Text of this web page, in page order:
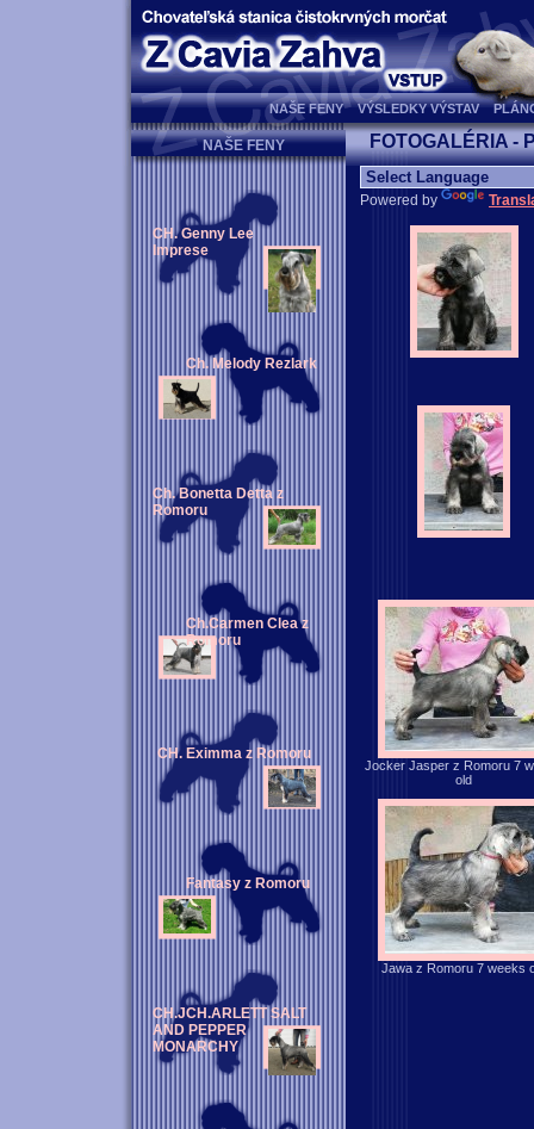
NAŠE FENY VÝSLEDKY VÝSTAV
FOTOGALÉRIA -
NAŠE FENY
CH. Genny Lee
Imprese
Ch. Melody Rezlark
Ch. Bonetta Detta z
Romoru
Ch.Carmen Clea z
Romoru
CH. Eximma z Romoru
Fantasy z Romoru
CH.JCH.ARLETT SALT
AND PEPPER
MONARCHY
Powered by
Jocker Jasper z Romoru 7
old
Jawa z Romoru 7 weeks